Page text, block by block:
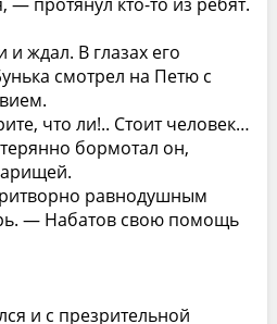
ждал. В глазах его
смотрел на Петю с
что ли!.. Стоит человек…
бормотал он,
равнодушным
— Набатов свою помощь
и с презрительной